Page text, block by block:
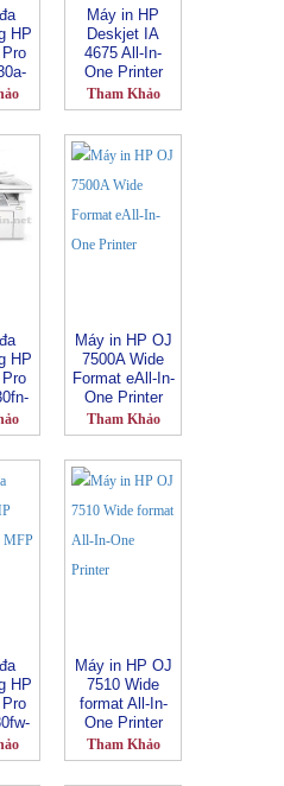
HP
Máy in HP
Deskjet IA
4675 All-In-
One Printer
Tham Khảo
HP
Máy in HP OJ
7500A Wide
Format eAll-In-
One Printer
Tham Khảo
HP
Máy in HP OJ
7510 Wide
format All-In-
One Printer
Tham Khảo